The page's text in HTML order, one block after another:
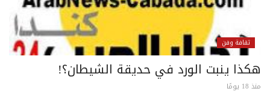
ثقافة وفن
ينبت الورد في حديقة الشيطان؟!